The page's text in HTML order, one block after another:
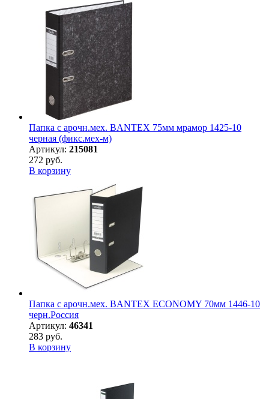
Папка с арочн.мех. BANTEX 75мм мрамор 1425-10
черная (фикс.мех-м)
Артикул: 215081
272 руб.
В корзину
Папка с арочн.мех. BANTEX ECONOMY 70мм 1446-10
черн.Россия
Артикул: 46341
283 руб.
В корзину